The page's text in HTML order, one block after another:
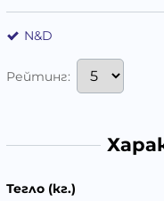
N&D
Рейтинг:
Тегло (кг.)